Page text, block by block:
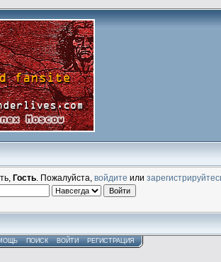
Гость . Пожалуйста, войдите или
ПОИСК ВОЙТИ РЕГИСТРАЦИЯ